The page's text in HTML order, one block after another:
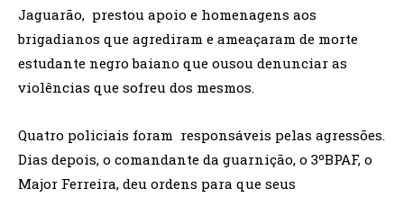
Jaguarão, prestou apoio e homenagens aos
brigadianos que agrediram e ameaçaram de morte
estudante negro baiano que ousou denunciar as
violências que sofreu dos mesmos.
Quatro policiais foram responsáveis pelas agressões.
Dias depois, o comandante da guarnição, o 3ºBPAF, o
Major Ferreira, deu ordens para que seus